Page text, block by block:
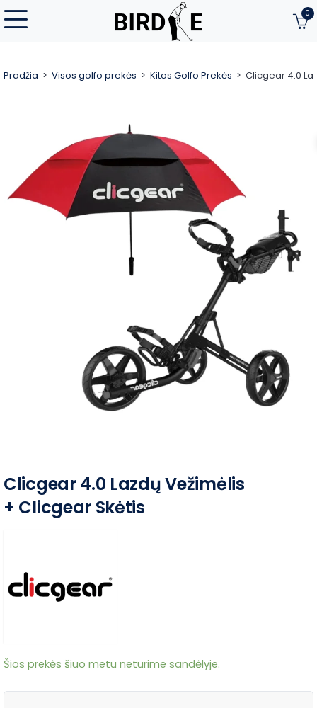
0
Pradžia Visos golfo prekės Kitos Golfo Prekės Clicgear 4.0
Clicgear 4.0 Lazdų Vežimėlis
+ Clicgear Skėtis
Šios prekės šiuo metu neturime sandėlyje.